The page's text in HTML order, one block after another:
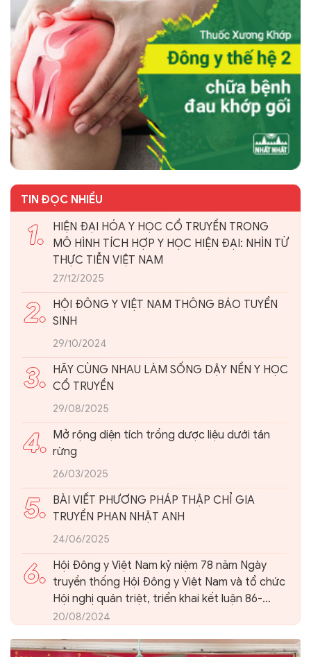
TIN ĐỌC NHIỀU
1.
HIỆN ĐẠI HÓA Y HỌC CỔ TRUYỀN TRONG
MÔ HÌNH TÍCH HỢP Y HỌC HIỆN ĐẠI: NHÌN TỪ
THỰC TIỄN VIỆT NAM
27/12/2025
2. HỘI ĐÔNG Y VIỆT NAM THÔNG BÁO TUYỂN
SINH
29/10/2024
3. HÃY CÙNG NHAU LÀM SỐNG DẬY NỀN Y HỌC
CỔ TRUYỀN
29/08/2025
4. Mở rộng diện tích trồng dược liệu dưới tán
rừng
26/03/2025
5. BÀI VIẾT PHƯƠNG PHÁP THẬP CHỈ GIA
TRUYỀN PHAN NHẬT ANH
24/06/2025
6. Hội Đông y Việt Nam kỷ niệm 78 năm Ngày
truyền thống Hội Đông y Việt Nam và tổ chức
Hội nghị quán triệt, triển khai kết luận 86-
KL/TW của Ban Bí thư Trung ương Đảng về
Hội Đông y Việt Nam trong giai đoạn mới.
20/08/2024